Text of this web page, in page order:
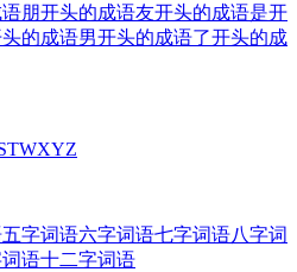
朋开头的成语友开头的成语是开
的成语男开头的成语了开头的成
TWXYZ
五字词语六字词语七字词语八字词
语十二字词语